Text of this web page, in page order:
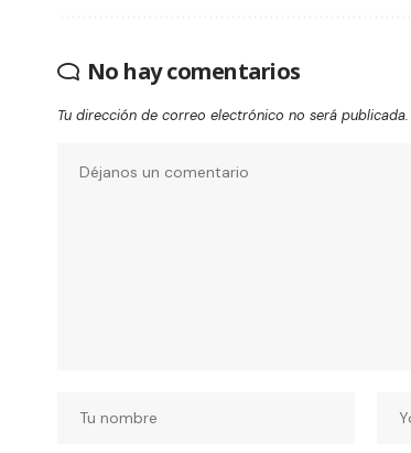
No hay comentarios
Tu dirección de correo electrónico no será publicada.